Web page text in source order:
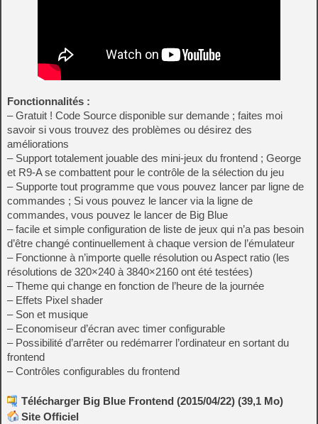
Fonctionnalités :
– Gratuit ! Code Source disponible sur demande ; faites moi
savoir si vous trouvez des problèmes ou désirez des
améliorations
– Support totalement jouable des mini-jeux du frontend ; George
et R9-A se combattent pour le contrôle de la sélection du jeu
– Supporte tout programme que vous pouvez lancer par ligne de
commandes ; Si vous pouvez le lancer via la ligne de
commandes, vous pouvez le lancer de Big Blue
– facile et simple configuration de liste de jeux qui n’a pas besoin
d’être changé continuellement à chaque version de l’émulateur
– Fonctionne à n’importe quelle résolution ou Aspect ratio (les
résolutions de 320×240 à 3840×2160 ont été testées)
– Theme qui change en fonction de l’heure de la journée
– Effets Pixel shader
– Son et musique
– Economiseur d’écran avec timer configurable
– Possibilité d’arrêter ou redémarrer l’ordinateur en sortant du
frontend
– Contrôles configurables du frontend
Télécharger Big Blue Frontend (2015/04/22) (39,1 Mo)
Site Officiel